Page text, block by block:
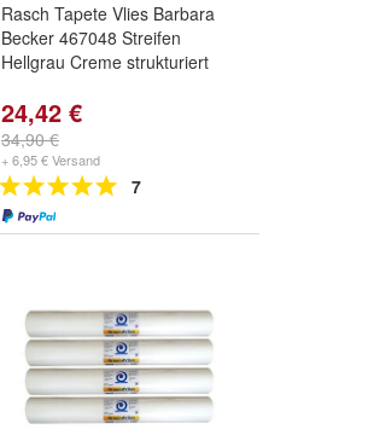
Rasch Tapete Vlies Barbara
Becker 467048 Streifen
Hellgrau Creme strukturiert
24,42 €
34,90 €
+ 6,95 € Versand
7